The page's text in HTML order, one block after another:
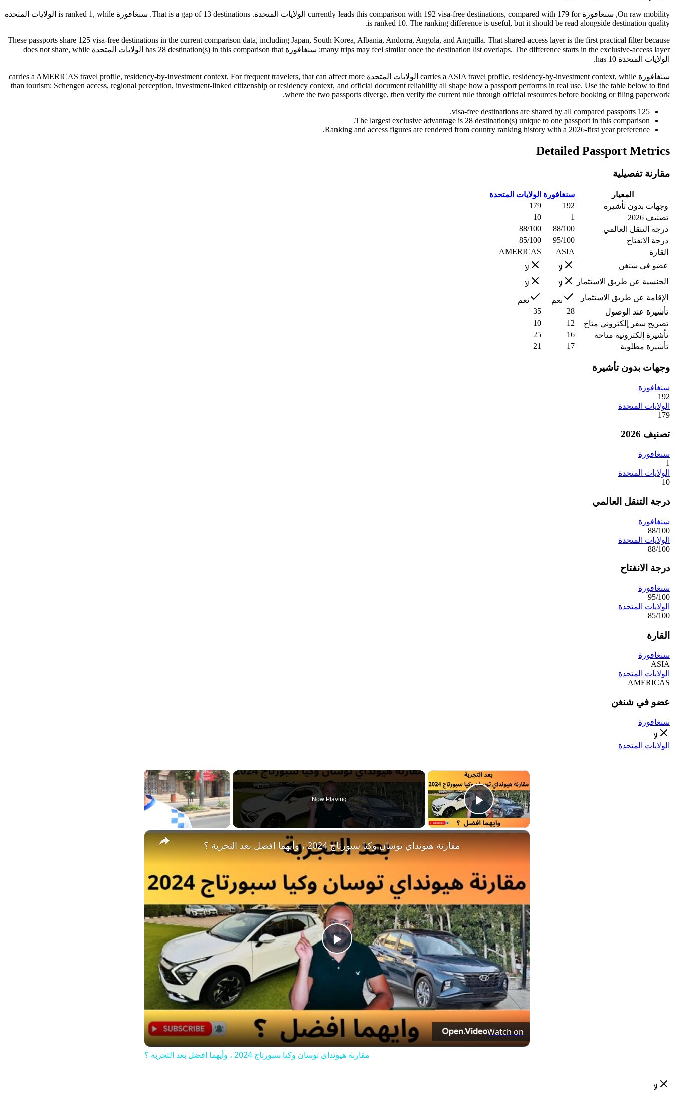
On raw mobility, سنغافورة currently leads this comparison with 192 visa-free destinations, compared with 179 for الولايات المتحدة. That is a gap of 13 destinations. سنغافورة is ranked 1, while الولايات المتحدة
is ranked 10. The ranking difference is useful, but it should be read alongside destination quality.
These passports share 125 visa-free destinations in the current comparison data, including Japan, South Korea, Albania, Andorra, Angola, and Anguilla. That shared-access layer is the first practical filter because
many trips may feel similar once the destination list overlaps. The difference starts in the exclusive-access layer: سنغافورة has 28 destination(s) in this comparison that الولايات المتحدة does not share, while
الولايات المتحدة has 10.
سنغافورة carries a ASIA travel profile, residency-by-investment context, while الولايات المتحدة carries a AMERICAS travel profile, residency-by-investment context. For frequent travelers, that can affect more
than tourism: Schengen access, regional perception, investment-linked citizenship or residency context, and official document reliability all shape how a passport performs in real use. Use the table below to find
where the two passports diverge, then verify the current rule through official resources before booking or filing paperwork.
125
The largest exclusive advantage is 28 destination(s) unique to one passport in this comparison.
Ranking and access figures are rendered from country ranking history with a 2026-first year preference.
Detailed Passport Metrics
مقارنة تفصيلية
المعيار سنغافورة الولايات المتحدة
وجهات بدون تأشيرة
192
179
تصنيف 2026
1
10
درجة التنقل العالمي
88/100
88/100
درجة الانفتاح
95/100
85/100
القارة
ASIA
AMERICAS
عضو في شنغن
لا
لا
الجنسية عن طريق الاستثمار
لا
لا
الإقامة عن طريق الاستثمار
نعم
نعم
تأشيرة عند الوصول
28
35
تصريح سفر إلكتروني متاح
12
10
تأشيرة إلكترونية متاحة
16
25
تأشيرة مطلوبة
17
21
وجهات بدون تأشيرة
سنغافورة
192
الولايات المتحدة
179
تصنيف 2026
سنغافورة
1
الولايات المتحدة
10
درجة التنقل العالمي
سنغافورة
88/100
الولايات المتحدة
88/100
درجة الانفتاح
سنغافورة
95/100
الولايات المتحدة
85/100
القارة
سنغافورة
ASIA
الولايات المتحدة
AMERICAS
عضو في شنغن
سنغافورة
لا
الولايات المتحدة
×
Play Video
Now Playing
×
Play
Video
مقارنة هيونداي توسان وكيا سبورتاج 2024 ، وأيهما افضل بعد التجربة ؟
Watch on
مقارنة هيونداي توسان وكيا سبورتاج 2024 ، وأيهما افضل بعد التجربة ؟
لا